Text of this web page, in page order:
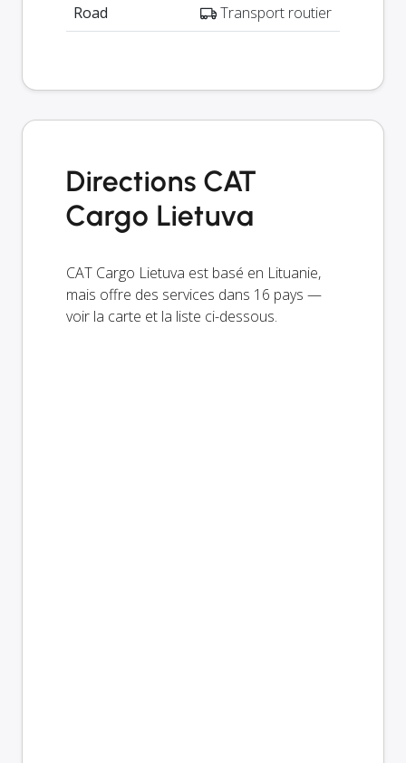
Road
Transport routier
Directions CAT
Cargo Lietuva
CAT Cargo Lietuva est basé en Lituanie,
mais offre des services dans 16 pays —
voir la carte et la liste ci-dessous.